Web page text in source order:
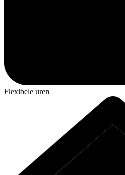
Flexibele uren